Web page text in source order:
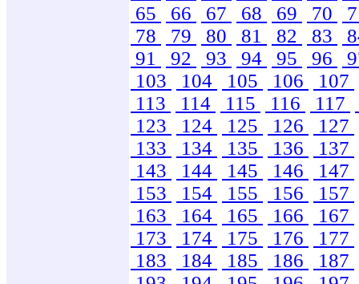
65
66 67 68 69 70
78
79 80 81 82 83
91
92 93 94 95 96
103
104 105 106
107
113
114 115 116 117
123
124 125 126
127
133
134 135 136
137
143
144 145 146
147
153
154 155 156
157
163
164 165 166
167
173
174 175 176
177
183
184 185 186
187